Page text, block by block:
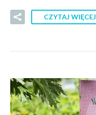
CZYTAJ WIĘCEJ